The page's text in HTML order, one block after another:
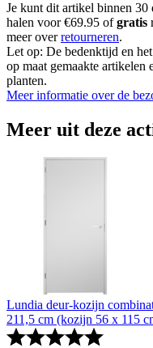
Je kunt dit artikel binnen 30
halen voor €69.95 ofgratis
meer overretourneren.
Let op: De bedenktijd en
op maat gemaakte artikelen
planten.
Meer informatie over de
Meer uit deze
Lundia deur-kozijn
211,5 cm (kozijn 56 x 115